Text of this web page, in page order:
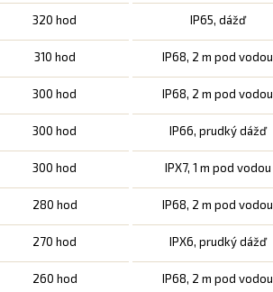
320 hod IP65, dážď
310 hod IP68, 2 m pod vodou
300 hod IP68, 2 m pod vodou
300 hod IP66, prudký dážď
300 hod IPX7, 1 m pod vodou
280 hod IP68, 2 m pod vodou
270 hod IPX6, prudký dážď
260 hod IP68, 2 m pod vodou